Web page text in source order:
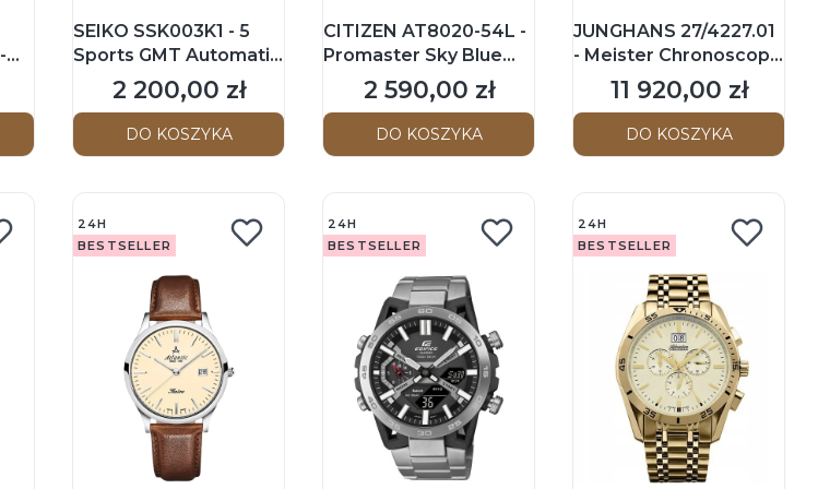
SEIKO SSK003K1 - 5
Sports GMT Automatic
- Męski - Zegarek
mechaniczny
Cena
2 200,00 zł
DO KOSZYKA
CITIZEN AT8020-54L -
Promaster Sky Blue
Angels - Męski -
Zegarek na
bransolecie
Cena
2 590,00 zł
DO KOSZYKA
JUNGHANS 27/4227.01
- Meister Chronoscope
S - englisches Datum -
Męski - Zegarek na
pasku
Cena
11 920,00 zł
DO KOSZYKA
24H
BESTSELLER
24H
BESTSELLER
24H
BESTSELLER